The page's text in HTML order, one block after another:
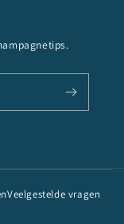
Veelgestelde vragen